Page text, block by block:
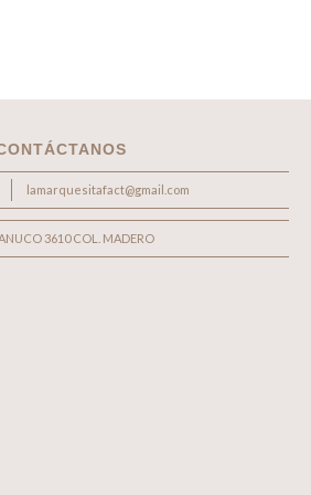
lamarquesitafact@gmail.com
3610 COL. MADERO